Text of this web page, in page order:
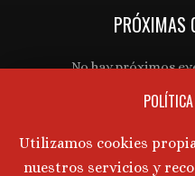
PRÓXIMAS
No hay próximos
Utilizamos cookies
nuestros servicios y